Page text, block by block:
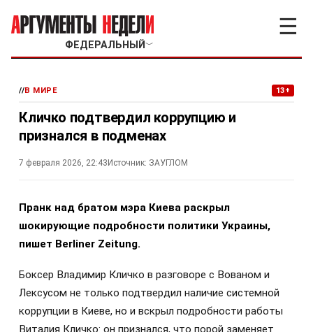
ФЕДЕРАЛЬНЫЙ ﹀
☰
//В МИРЕ 13+
Кличко подтвердил коррупцию и
признался в подменах
7 февраля 2026, 22:43 Источник: ЗАУГЛОМ
Пранк над братом мэра Киева раскрыл
шокирующие подробности политики Украины,
пишет Berliner Zeitung.
Боксер Владимир Кличко в разговоре с Вованом и
Лексусом не только подтвердил наличие системной
коррупции в Киеве, но и вскрыл подробности работы
Виталия Кличко: он признался, что порой заменяет